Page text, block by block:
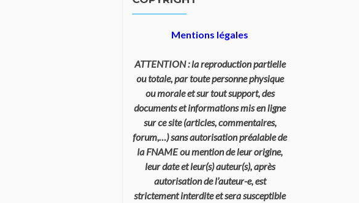
Mentions légales
ATTENTION : la reproduction partielle
ou totale, par toute personne physique
ou morale et sur tout support, des
documents et informations mis en ligne
sur ce site (articles, commentaires,
forum,…) sans autorisation préalable de
la FNAME ou mention de leur origine,
leur date et leur(s) auteur(s), après
autorisation de l’auteur-e, est
strictement interdite et sera susceptible